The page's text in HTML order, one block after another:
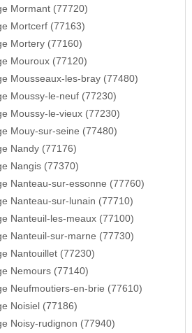
Mormant (77720)
Mortcerf (77163)
Mortery (77160)
Mouroux (77120)
Mousseaux-les-bray (77480)
Moussy-le-neuf (77230)
Moussy-le-vieux (77230)
Mouy-sur-seine (77480)
Nandy (77176)
Nangis (77370)
Nanteau-sur-essonne (77760)
Nanteau-sur-lunain (77710)
Nanteuil-les-meaux (77100)
Nanteuil-sur-marne (77730)
Nantouillet (77230)
Nemours (77140)
Neufmoutiers-en-brie (77610)
Noisiel (77186)
Noisy-rudignon (77940)